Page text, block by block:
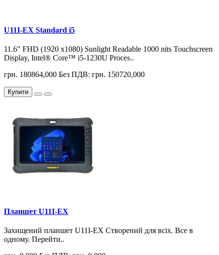
U11I-EX Standard i5
11.6" FHD (1920 x1080) Sunlight Readable 1000 nits Touchscreen
Display, Intel® Core™ i5-1230U Proces..
грн. 180864,000 Без ПДВ: грн. 150720,000
Купити
Планшет U11I-EX
Захищений планшет U11I-EX Створений для всіх. Все в
одному. Перейти..